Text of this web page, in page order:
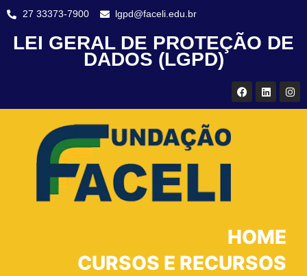
27 33373-7900 lgpd@faceli.edu.br
LEI GERAL DE PROTEÇÃO DE
DADOS (LGPD)
HOME
CURSOS E RECURSOS